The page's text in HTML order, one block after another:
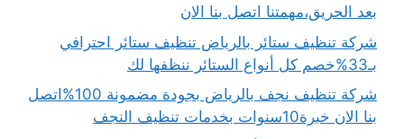
بعد الحريق،مهمتنا اتصل بنا الان
شركة تنظيف ستائر بالرياض تنظيف ستائر احترافي
بـ33%خصم كل أنواع الستائر ننظفها لك
شركة تنظيف نجف بالرياض بجودة مضمونة 100%اتصل
بنا الان خبرة10سنوات بخدمات تنظيف النجف